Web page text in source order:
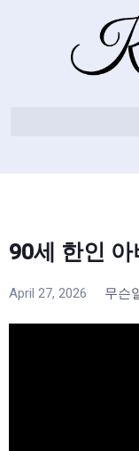
90세 한인
April 27, 2026 무슨